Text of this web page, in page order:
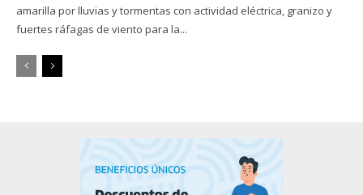
amarilla por lluvias y tormentas con actividad eléctrica, granizo y
fuertes ráfagas de viento para la...